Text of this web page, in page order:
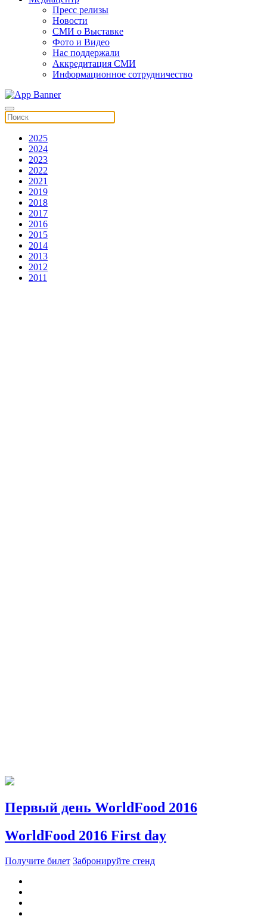
Пресс релизы
Новости
СМИ о Выставке
Фото и Видео
Нас поддержали
Аккредитация СМИ
Информационное сотрудничество
2025
2024
2023
2022
2021
2019
2018
2017
2016
2015
2014
2013
2012
2011
Первый день WorldFood 2016
WorldFood 2016 First day
Получите билет Забронируйте стенд